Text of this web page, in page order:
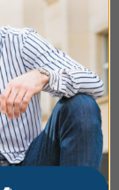
осигурим
да